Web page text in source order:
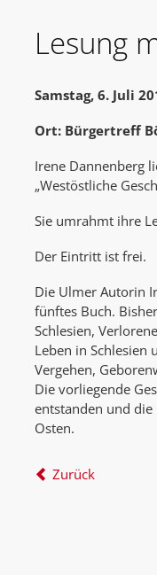
Lesung
Samstag, 6. Juli
Ort: Bürgertreff
Irene Dannenberg
„Westöstliche
Sie umrahmt ihre
Der Eintritt ist frei.
Die Ulmer Autorin
fünftes Buch.
Schlesien,
Leben in Schlesien
Vergehen,
Die vorliegende
entstanden und
Osten.
Zurück